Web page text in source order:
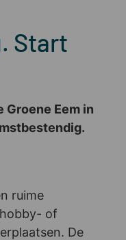
Start
Eem in
ruime
of
De